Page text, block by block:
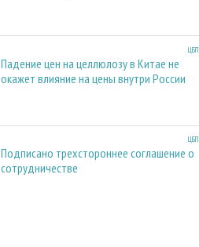
ЦБП
Падение цен на целлюлозу в Китае не
окажет влияние на цены внутри России
ЦБП
Подписано трехстороннее соглашение о
сотрудничестве